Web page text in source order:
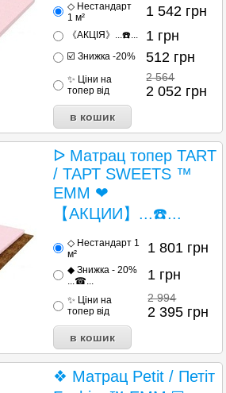
◇ Нестандарт
1 м²
1 542 грн
《АКЦІЯ》...☎️... 1 грн
☑️ Знижка -20% 512 грн
✨ Ціни на
топер від
2 564
2 052 грн
ᐅ Матрац топер TART
/ ТАРТ SWEETS ™
ЕММ ❤
【АКЦИИ】...☎️...
◇ Нестандарт 1
м²
1 801 грн
◆ Знижка - 20%
...☎...
1 грн
✨ Ціни на
топер від
2 994
2 395 грн
❖ Матрац Petit / Петіт